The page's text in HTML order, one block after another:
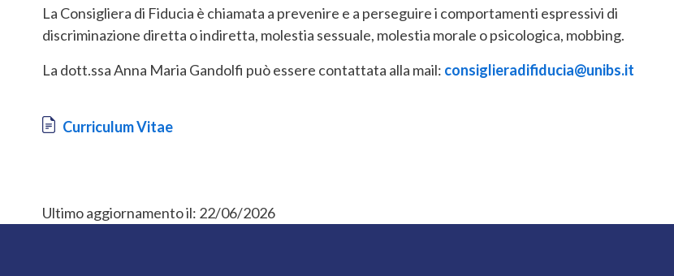
La Consigliera di Fiducia è chiamata a prevenire e a perseguire i comportamenti espressivi di
discriminazione diretta o indiretta, molestia sessuale, molestia morale o psicologica, mobbing.
La dott.ssa Anna Maria Gandolfi può essere contattata alla mail: consiglieradifiducia@unibs.it
Document
Curriculum Vitae
Ultimo aggiornamento il: 22/06/2026